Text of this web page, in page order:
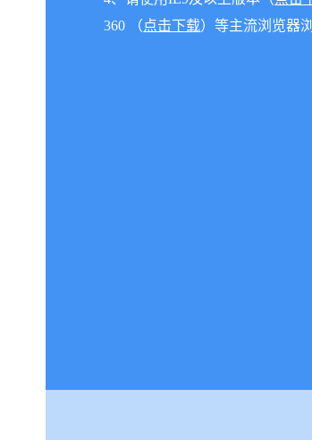
360 （点击下载）等主流浏览器